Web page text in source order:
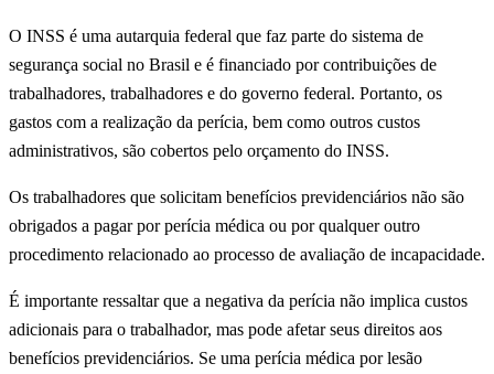
O INSS é uma autarquia federal que faz parte do sistema de
segurança social no Brasil e é financiado por contribuições de
trabalhadores, trabalhadores e do governo federal. Portanto, os
gastos com a realização da perícia, bem como outros custos
administrativos, são cobertos pelo orçamento do INSS.
Os trabalhadores que solicitam benefícios previdenciários não são
obrigados a pagar por perícia médica ou por qualquer outro
procedimento relacionado ao processo de avaliação de incapacidade.
É importante ressaltar que a negativa da perícia não implica custos
adicionais para o trabalhador, mas pode afetar seus direitos aos
benefícios previdenciários. Se uma perícia médica por lesão